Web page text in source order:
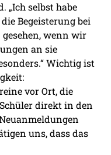
„Ich selbst habe
Begeisterung bei
wenn wir
an sie
Wichtig ist
vor Ort, die
direkt in den
uns, dass das